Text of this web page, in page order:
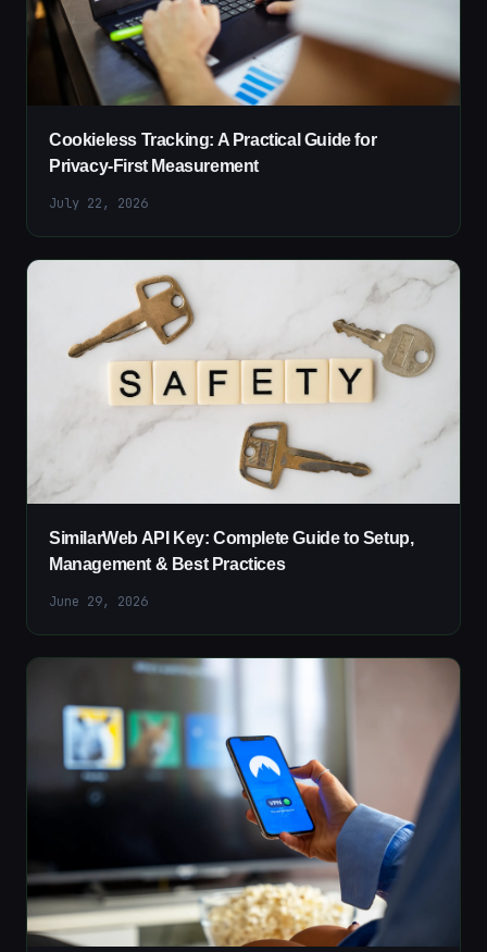
Cookieless Tracking: A Practical Guide for
Privacy-First Measurement
July 22, 2026
SimilarWeb API Key: Complete Guide to Setup,
Management & Best Practices
June 29, 2026